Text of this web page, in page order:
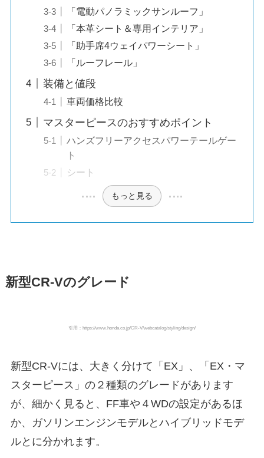
「電動パノラミックサンルーフ」
「本革シート＆専用インテリア」
「助手席4ウェイパワーシート」
「ルーフレール」
装備と値段
車両価格比較
マスターピースのおすすめポイント
ハンズフリーアクセスパワーテールゲー
ト
シート
もっと見る
新型CR-Vのグレード
引用：https://www.honda.co.jp/CR-V/webcatalog/styling/design/
新型CR-Vには、大きく分けて「EX」、「EX・マ
スターピース」の２種類のグレードがあります
が、細かく見ると、FF車や４WDの設定があるほ
か、ガソリンエンジンモデルとハイブリッドモデ
ルとに分かれます。